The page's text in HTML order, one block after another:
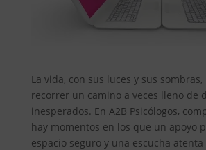
La vida, con sus luces y sus
recorrer un camino a veces lleno de
inesperados. En A2B Psicólogos,
hay momentos en los que un apoyo
espacio seguro y una escucha